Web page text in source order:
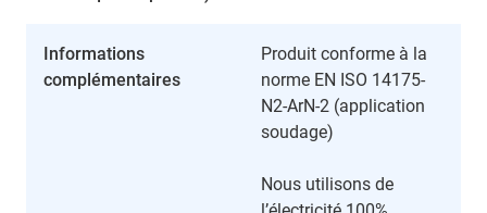
Informations
complémentaires
Produit conforme à la
norme EN ISO 14175-
N2-ArN-2 (application
soudage)
Nous utilisons de